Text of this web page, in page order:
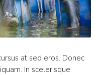
at sed eros. Donec
In scelerisque